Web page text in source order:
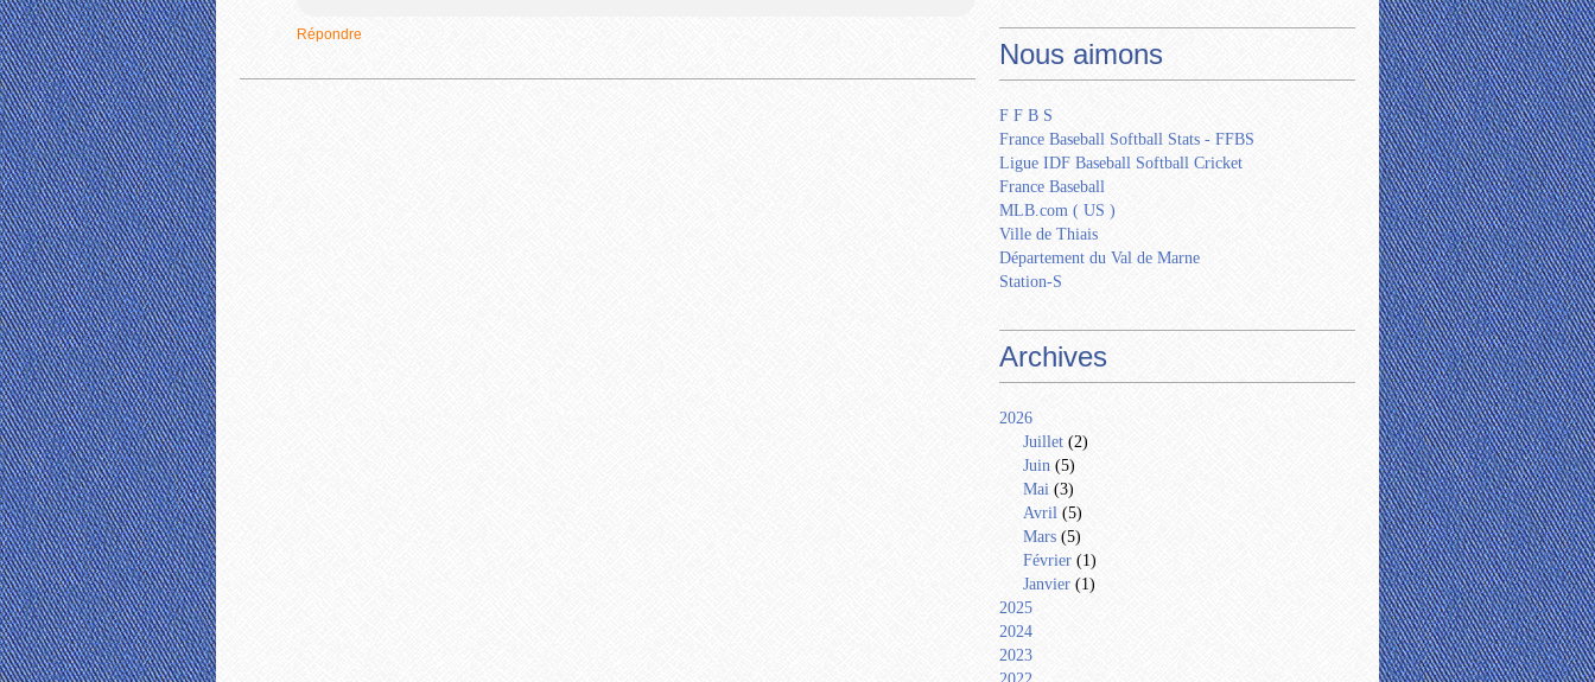
Répondre
Nous aimons
F F B S
France Baseball Softball Stats - FFBS
Ligue IDF Baseball Softball Cricket
France Baseball
MLB.com ( US )
Ville de Thiais
Département du Val de Marne
Station-S
Archives
2026
Juillet (2)
Juin (5)
Mai (3)
Avril (5)
Mars (5)
Février (1)
Janvier (1)
2025
2024
2023